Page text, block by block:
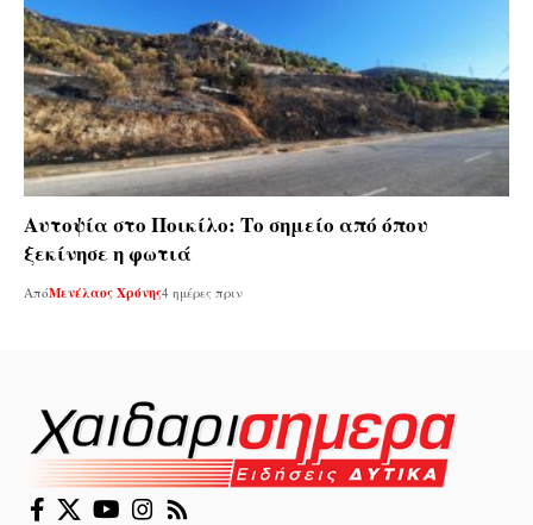
Αυτοψία στο Ποικίλο: Το σημείο από όπου
ξεκίνησε η φωτιά
ΑπόΜενέλαος Χρόνης4 ημέρες πριν